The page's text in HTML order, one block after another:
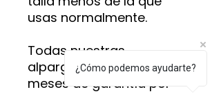
usas normalmente.
Todas nuestras
alpargatas cuentan con 3
meses de garantía por
¿Cómo podemos ayudarte?